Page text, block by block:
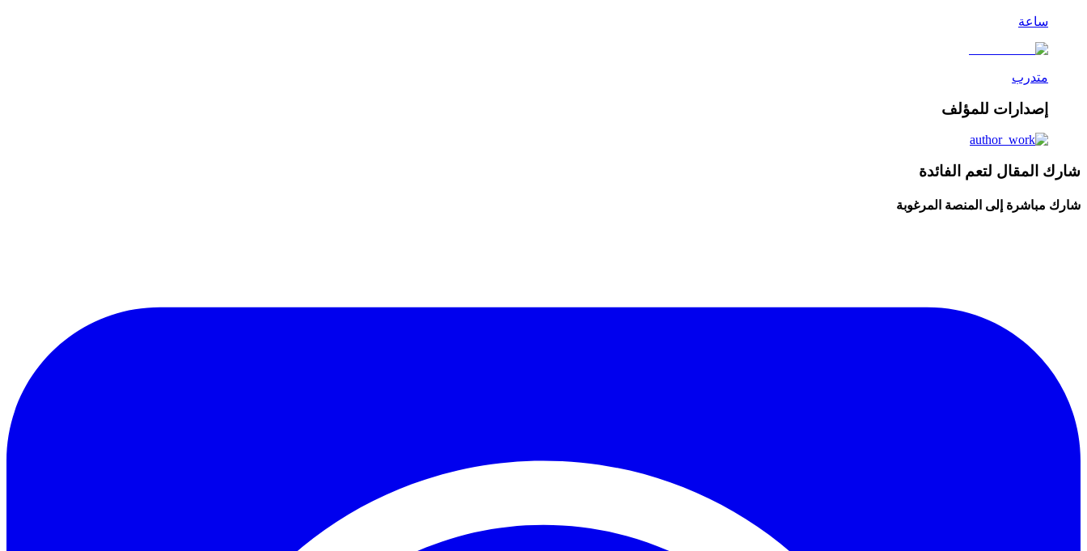
ساعة
متدرب
إصدارات للمؤلف
شارك المقال لتعم الفائدة
شارك مباشرة إلى المنصة المرغوبة